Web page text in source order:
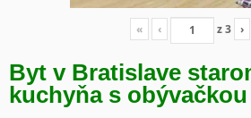
« ‹ z3 ›
Byt v Bratislave
kuchyňa s obývačkou